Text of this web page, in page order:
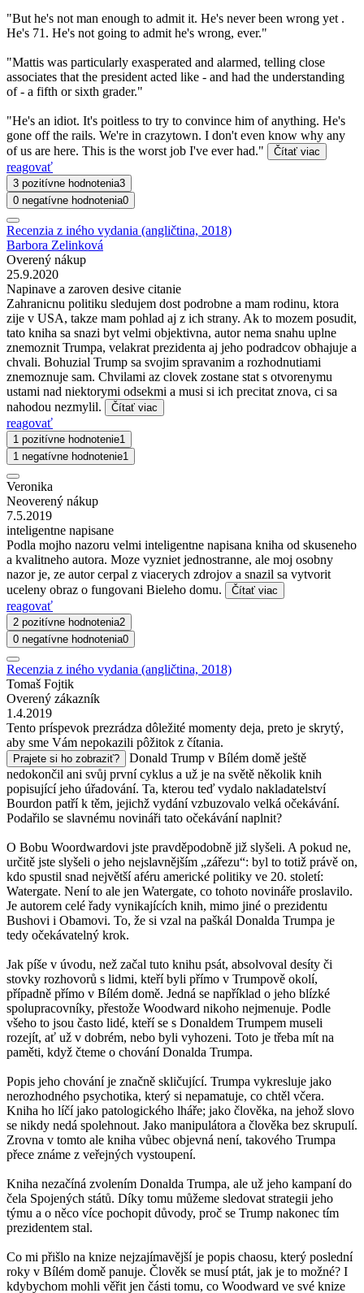
"But he's not man enough to admit it. He's never been wrong yet .
He's 71. He's not going to admit he's wrong, ever."
"Mattis was particularly exasperated and alarmed, telling close
associates that the president acted like - and had the understanding
of - a fifth or sixth grader."
"He's an idiot. It's poitless to try to convince him of anything. He's
gone off the rails. We're in crazytown. I don't even know why any
of us are here. This is the worst job I've ever had."
Čítať viac
reagovať
3 pozitívne hodnotenia3
0 negatívne hodnotenia0
Recenzia z iného vydania (angličtina, 2018)
Barbora Zelinková
Overený nákup
25.9.2020
Napinave a zaroven desive citanie
Zahranicnu politiku sledujem dost podrobne a mam rodinu, ktora
zije v USA, takze mam pohlad aj z ich strany. Ak to mozem posudit,
tato kniha sa snazi byt velmi objektivna, autor nema snahu uplne
znemoznit Trumpa, velakrat prezidenta aj jeho podradcov obhajuje a
chvali. Bohuzial Trump sa svojim spravanim a rozhodnutiami
znemoznuje sam. Chvilami az clovek zostane stat s otvorenymu
ustami nad niektorymi odsekmi a musi si ich precitat znova, ci sa
nahodou nezmylil.
Čítať viac
reagovať
1 pozitívne hodnotenie1
1 negatívne hodnotenie1
Veronika
Neoverený nákup
7.5.2019
inteligentne napisane
Podla mojho nazoru velmi inteligentne napisana kniha od skuseneho
a kvalitneho autora. Moze vyzniet jednostranne, ale moj osobny
nazor je, ze autor cerpal z viacerych zdrojov a snazil sa vytvorit
uceleny obraz o fungovani Bieleho domu.
Čítať viac
reagovať
2 pozitívne hodnotenia2
0 negatívne hodnotenia0
Recenzia z iného vydania (angličtina, 2018)
Tomaš Fojtik
Overený zákazník
1.4.2019
Tento príspevok prezrádza dôležité momenty deja, preto je skrytý,
aby sme Vám nepokazili pôžitok z čítania.
Prajete si ho zobraziť?
Donald Trump v Bílém domě ještě
nedokončil ani svůj první cyklus a už je na světě několik knih
popisující jeho úřadování. Ta, kterou teď vydalo nakladatelství
Bourdon patří k těm, jejichž vydání vzbuzovalo velká očekávání.
Podařilo se slavnému novináři tato očekávání naplnit?
O Bobu Woordwardovi jste pravděpodobně již slyšeli. A pokud ne,
určitě jste slyšeli o jeho nejslavnějším „zářezu“: byl to totiž právě on,
kdo spustil snad největší aféru americké politiky ve 20. století:
Watergate. Není to ale jen Watergate, co tohoto novináře proslavilo.
Je autorem celé řady vynikajících knih, mimo jiné o prezidentu
Bushovi i Obamovi. To, že si vzal na paškál Donalda Trumpa je
tedy očekávatelný krok.
Jak píše v úvodu, než začal tuto knihu psát, absolvoval desíty či
stovky rozhovorů s lidmi, kteří byli přímo v Trumpově okolí,
případně přímo v Bílém domě. Jedná se například o jeho blízké
spolupracovníky, přestože Woodward nikoho nejmenuje. Podle
všeho to jsou často lidé, kteří se s Donaldem Trumpem museli
rozejít, ať už v dobrém, nebo byli vyhozeni. Toto je třeba mít na
paměti, když čteme o chování Donalda Trumpa.
Popis jeho chování je značně skličující. Trumpa vykresluje jako
nerozhodného psychotika, který si nepamatuje, co chtěl včera.
Kniha ho líčí jako patologického lháře; jako člověka, na jehož slovo
se nikdy nedá spolehnout. Jako manipulátora a člověka bez skrupulí.
Zrovna v tomto ale kniha vůbec objevná není, takového Trumpa
přece známe z veřejných vystoupení.
Kniha nezačíná zvolením Donalda Trumpa, ale už jeho kampaní do
čela Spojených států. Díky tomu můžeme sledovat strategii jeho
týmu a o něco více pochopit důvody, proč se Trump nakonec tím
prezidentem stal.
Co mi přišlo na knize nejzajímavější je popis chaosu, který poslední
roky v Bílém domě panuje. Člověk se musí ptát, jak je to možné? I
kdybychom mohli věřit jen části tomu, co Woodward ve své knize